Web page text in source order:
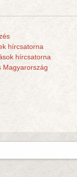
hírcsatorna
hírcsatorna
Magyarország